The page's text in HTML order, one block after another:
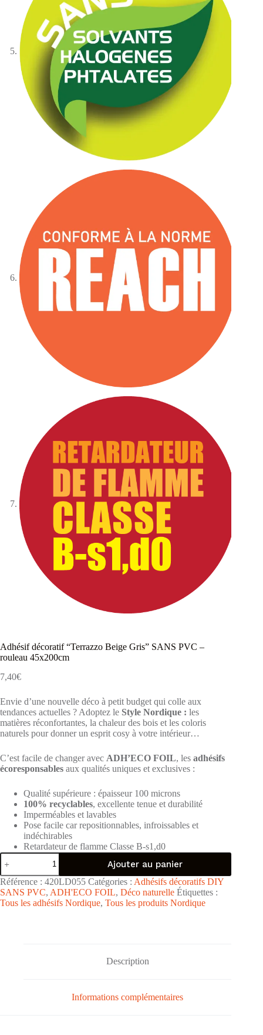
Adhésif décoratif “Terrazzo Beige Gris” SANS PVC –
rouleau 45x200cm
7,40€
Envie d’une nouvelle déco à petit budget qui colle aux
tendances actuelles ? Adoptez le Style Nordique : les
matières réconfortantes, la chaleur des bois et les coloris
naturels pour donner un esprit cosy à votre intérieur…
C’est facile de changer avec ADH’ECO FOIL, les adhésifs
écoresponsables aux qualités uniques et exclusives :
Qualité supérieure : épaisseur 100 microns
100% recyclables, excellente tenue et durabilité
Imperméables et lavables
Pose facile car repositionnables, infroissables et
indéchirables
Retardateur de flamme Classe B-s1,d0
quantité
de
Adhésif
décoratif
"Terrazzo
Beige
Ajouter au panier
Référence : 420LD055 Catégories : Adhésifs décoratifs DIY
SANS PVC, ADH'ECO FOIL, Déco naturelle Étiquettes :
Tous les adhésifs Nordique, Tous les produits Nordique
Description
Informations complémentaires